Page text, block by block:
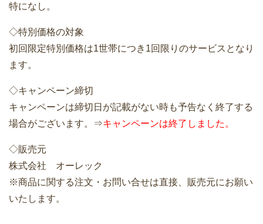
特になし。
◇特別価格の対象
初回限定特別価格は1世帯につき1回限りのサービスとなり
ます。
◇キャンペーン締切
キャンペーンは締切日が記載がない時も予告なく終了する
場合がございます。⇒キャンペーンは終了しました。
◇販売元
株式会社 オーレック
※商品に関する注文・お問い合せは直接、販売元にお願い
いたします。